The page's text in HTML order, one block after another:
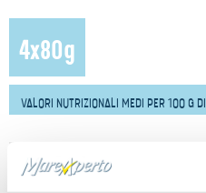
4x80g
VALORI NUTRIZIONALI MEDI PER 100 G
Energia
Grassi di cui:
35g